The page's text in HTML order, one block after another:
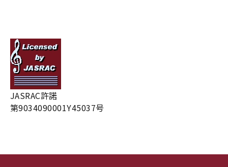
JASRAC許諾
第9034090001Y45037号